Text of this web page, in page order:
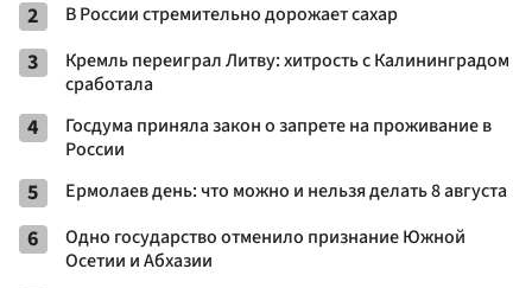
2 В России стремительно дорожает сахар
3
Кремль переиграл Литву: хитрость с Калининградом
сработала
4
Госдума приняла закон о запрете на проживание в
России
5 Ермолаев день: что можно и нельзя делать 8 августа
6
Одно государство отменило признание Южной
Осетии и Абхазии